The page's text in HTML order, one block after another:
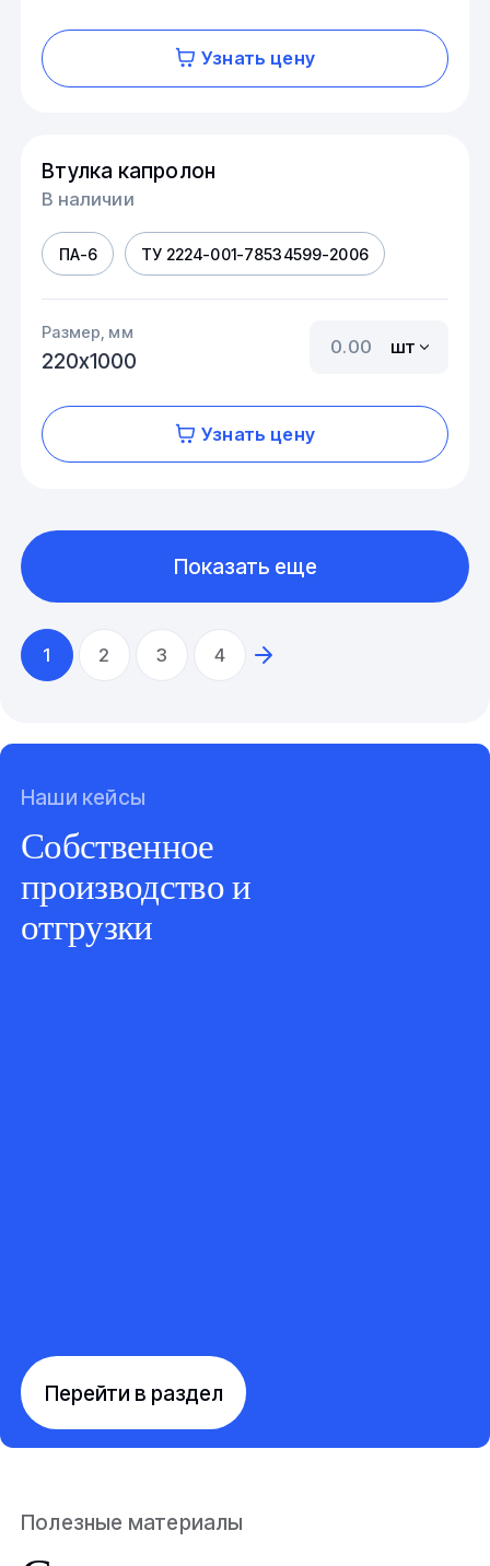
Узнать цену
Втулка капролон
В наличии
ПА-6 ТУ 2224-001-78534599-2006
Размер, мм
220х1000
шт
Узнать цену
1 2 3 4
Показать еще
Наши кейсы
Собственное
производство и
отгрузки
Перейти в раздел
Полезные материалы